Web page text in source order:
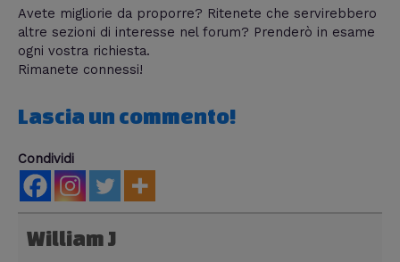
Avete migliorie da proporre? Ritenete che servirebbero
altre sezioni di interesse nel forum? Prenderò in esame
ogni vostra richiesta.
Rimanete connessi!
Lascia un commento!
Condividi
William J